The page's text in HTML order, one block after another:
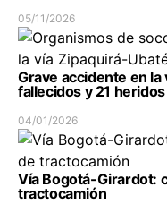
05/11/2026
Grave accidente en
fallecidos y 21 heridos
04/01/2026
Vía Bogotá-Girardot:
tractocamión